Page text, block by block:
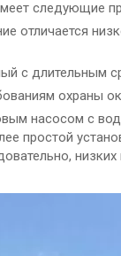
следующие
отличается
с длительным
охраны
насосом с
простой